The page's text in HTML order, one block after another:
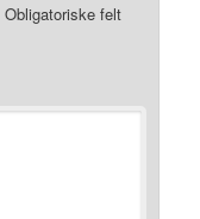
Obligatoriske felt